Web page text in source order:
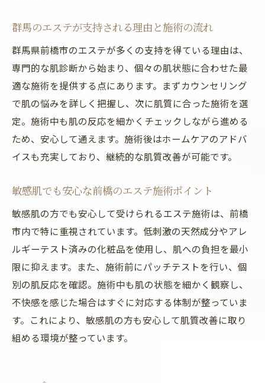
群馬のエステが支持される理由と施術の流れ
群馬県前橋市のエステが多くの支持を得ている理由は、
専門的な肌診断から始まり、個々の肌状態に合わせた最
適な施術を提供する点にあります。まずカウンセリング
で肌の悩みを詳しく把握し、次に肌質に合った施術を選
定。施術中も肌の反応を細かくチェックしながら進める
ため、安心して通えます。施術後はホームケアのアドバ
イスも充実しており、継続的な肌質改善が可能です。
敏感肌でも安心な前橋のエステ施術ポイント
敏感肌の方でも安心して受けられるエステ施術は、前橋
市内で特に重視されています。低刺激の天然成分やアレ
ルギーテスト済みの化粧品を使用し、肌への負担を最小
限に抑えます。また、施術前にパッチテストを行い、個
別の肌反応を確認。施術中も肌の状態を細かく観察し、
不快感を感じた場合はすぐに対応する体制が整っていま
す。これにより、敏感肌の方も安心して肌質改善に取り
組める環境が整っています。